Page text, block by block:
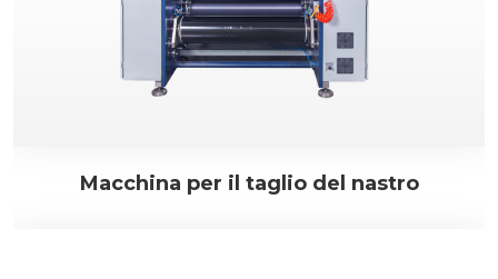
Macchina per il taglio del nastro